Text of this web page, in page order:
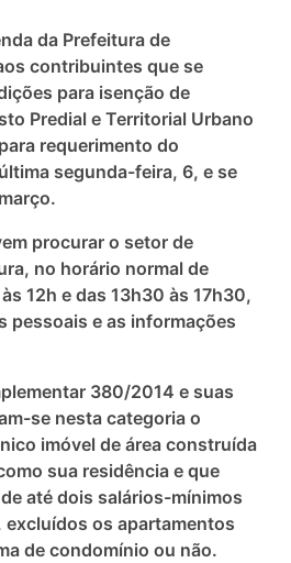
da Prefeitura de
contribuintes que se
para isenção de
Predial e Territorial Urbano
requerimento do
segunda-feira, 6, e se
procurar o setor de
no horário normal de
12h e das 13h30 às 17h30,
pessoais e as informações
380/2014 e suas
se nesta categoria o
imóvel de área construída
sua residência e que
até dois salários-mínimos
os apartamentos
de condomínio ou não.